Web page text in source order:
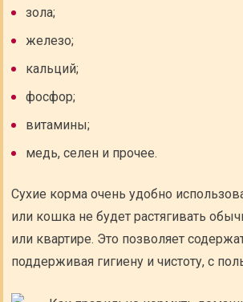
зола;
железо;
кальций;
фосфор;
витамины;
медь, селен и прочее.
Сухие корма очень удобно
или кошка не будет растягивать
или квартире. Это позволяет
поддерживая гигиену и чистоту, с